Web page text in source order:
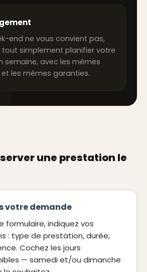
end ne vous convient pas,
tout simplement planifier votre
semaine, avec les mêmes
les mêmes garanties.
une prestation le
votre demande
formulaire, indiquez vos
: type de prestation, durée,
Cochez les jours
— samedi et/ou dimanche